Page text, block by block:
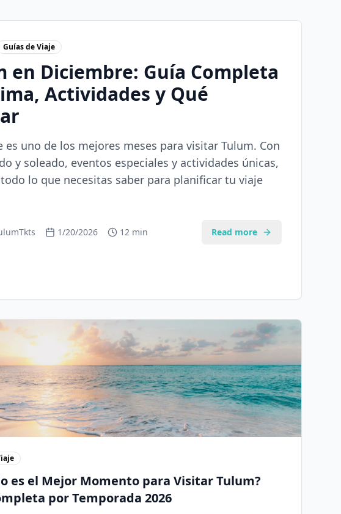
Guías de Viaje
en Diciembre: Guía Completa
Actividades y Qué
es uno de los mejores meses para visitar Tulum. Con
y soleado, eventos especiales y actividades únicas,
lo que necesitas saber para planificar tu viaje
1/20/2026 12 min Read more
es el Mejor Momento para Visitar Tulum?
por Temporada 2026